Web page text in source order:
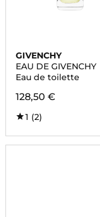
GIVENCHY
EAU DE GIVENCHY
Eau de toilette
128,50 €
1 (2)